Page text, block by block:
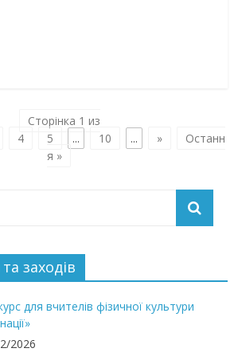
Сторінка 1 из
4 5 ... 10 ... »
Останн
я »
заходів
для вчителів фізичної культури
2026